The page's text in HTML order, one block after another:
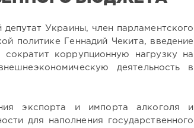
депутат Украины, член парламентского
политике Геннадий Чекита, введение
коррупционную нагрузку на
деятельность в
экспорта и импорта алкоголя и
для наполнения государственного